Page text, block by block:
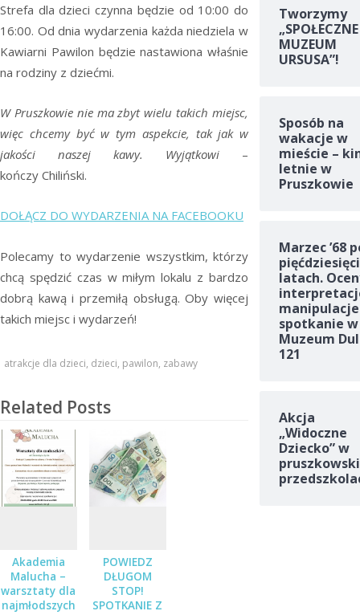
Strefa dla dzieci czynna będzie od 10:00 do
16:00. Od dnia wydarzenia każda niedziela w
Kawiarni Pawilon będzie nastawiona właśnie
na rodziny z dziećmi.
W Pruszkowie nie ma zbyt wielu takich miejsc,
więc chcemy być w tym aspekcie, tak jak w
jakości naszej kawy. Wyjątkowi –
kończy Chiliński.
DOŁĄCZ DO WYDARZENIA NA FACEBOOKU
Polecamy to wydarzenie wszystkim, którzy
chcą spędzić czas w miłym lokalu z bardzo
dobrą kawą i przemiłą obsługą. Oby więcej
takich miejsc i wydarzeń!
atrakcje dla dzieci, dzieci, pawilon, zabawy
Related Posts
Akademia
Malucha –
warsztaty dla
najmłodszych
POWIEDZ
DŁUGOM
STOP!
SPOTKANIE Z
Tworzymy
„SPOŁECZNE
MUZEUM
URSUSA”!
Sposób na
wakacje w
mieście –
letnie w
Pruszkowie
Marzec ’68
latach.
spotkanie w
Muzeum
121
Akcja
„Widoczne
Dziecko” w